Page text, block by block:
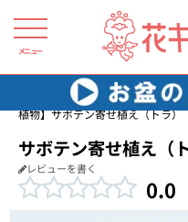
メニュー
花キューピット 産直 サボテ
植物】サボテン寄せ植え（トラ）
サボテン寄せ植え（ト
レビューを書く
0.0